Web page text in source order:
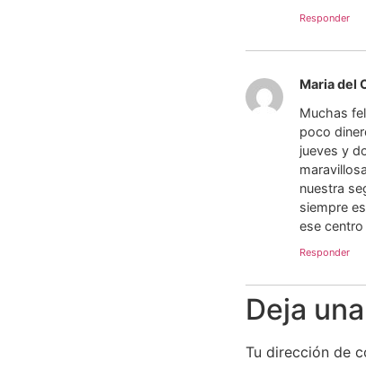
Responder
Maria del
Muchas
poco
jueves y
nuestra
siempre
ese
Responder
Deja
Tu dirección de